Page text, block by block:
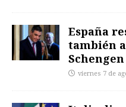
España
también
viernes 7 de